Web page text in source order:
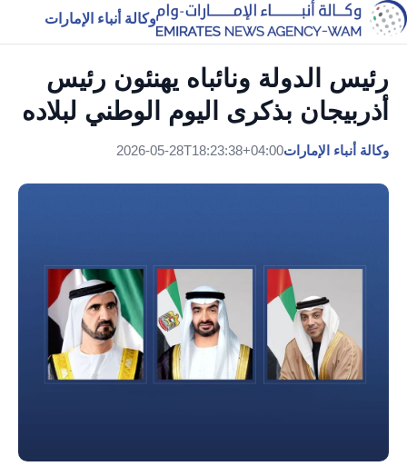
وكالة أنباء الإمارات
رئيس الدولة ونائباه يهنئون رئيس
أذربيجان بذكرى اليوم الوطني لبلاده
وكالة أنباء الإمارات2026-05-28T18:23:38+04:00